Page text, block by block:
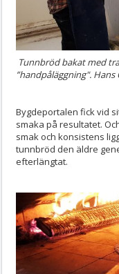
Tunnbröd bakat med
”handpåläggning".
Bygdeportalen fick vid
smaka på resultatet.
smak och konsistens
tunnbröd den äldre
efterlängtat.